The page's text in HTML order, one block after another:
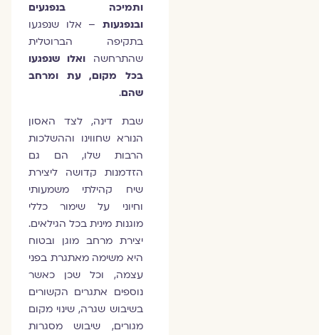
ותמיכה בנפגעים
ובנפגעות– אלו שנפגעו
בתקיפה הברוטלית
שהתרחשה ואלו שנפגעו
בכל מקום, עת ומרחב
שהם.
שבת דינה, לצד האסון
הנורא שחווינו וההשלכות
הרבות שלו, הם גם
הזדמנות קדושה ליצירת
שיח קהילתי משמעותי
וחיוני על שימור כללי
מוגנות מינית בכל הגילאים.
יצירת מרחב מוגן ובטוח
היא משימה מאתגרת בפני
עצמה, וכל שכן כאשר
נוספים אתגרים הקשורים
בשיבוש שגרה, שינוי מקום
מגורים, שיבוש מסגרות